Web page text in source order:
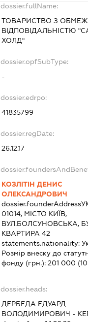
dossier.fullName:
ТОВАРИСТВО З
ВІДПОВІДАЛЬНІСТЮ
ХОЛД"
dossier.opfSubType:
-
dossier.edrpo:
41835799
dossier.regDate:
26.12.17
КОЗЛІТІН ДЕНИС
ОЛЕКСАНДРОВИЧ
dossier.founderAddress
01014, МІСТО КИЇВ,
ВУЛ.БОЛСУНОВСЬКА,
КВАРТИРА 42
statements.nationality:
Розмір внеску до
фонду (грн.): 201 000
dossier.heads:
ДЕРБЕДА ЕДУАРД
ВОЛОДИМИРОВИЧ -